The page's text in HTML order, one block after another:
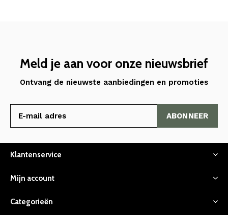
Meld je aan voor onze nieuwsbrief
Ontvang de nieuwste aanbiedingen en promoties
ABONNEER
Klantenservice
Mijn account
Categorieën